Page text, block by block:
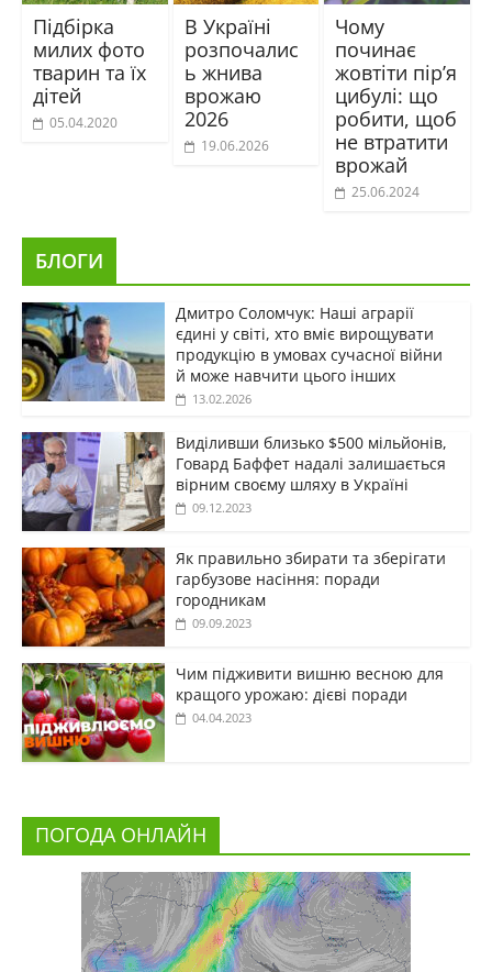
Підбірка
милих фото
тварин та їх
дітей
05.04.2020
В Україні
розпочалис
ь жнива
врожаю
2026
19.06.2026
Чому
починає
жовтіти пір’я
цибулі: що
робити, щоб
не втратити
врожай
25.06.2024
БЛОГИ
Дмитро Соломчук: Наші аграрії
єдині у світі, хто вміє вирощувати
продукцію в умовах сучасної війни
й може навчити цього інших
13.02.2026
Виділивши близько $500 мільйонів,
Говард Баффет надалі залишається
вірним своєму шляху в Україні
09.12.2023
Як правильно збирати та зберігати
гарбузове насіння: поради
городникам
09.09.2023
Чим підживити вишню весною для
кращого урожаю: дієві поради
04.04.2023
ПОГОДА ОНЛАЙН